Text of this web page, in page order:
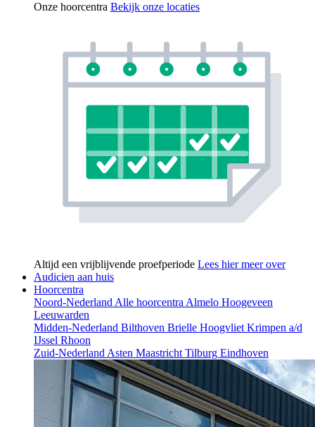
Onze hoorcentra Bekijk onze locaties
Altijd een vrijblijvende proefperiode Lees hier meer over
Audicien aan huis
Hoorcentra
Noord-NederlandAlle hoorcentraAlmelo Hoogeveen
Leeuwarden
Midden-Nederland Bilthoven Brielle HoogvlietKrimpen a/d
IJssel Rhoon
Zuid-NederlandAsten MaastrichtTilburg Eindhoven